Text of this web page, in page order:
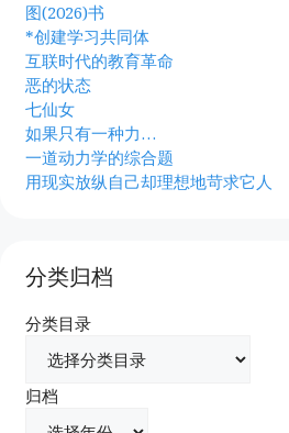
图(2026)书
*创建学习共同体
互联时代的教育革命
恶的状态
七仙女
如果只有一种力…
一道动力学的综合题
用现实放纵自己却理想地苛求它人
分类归档
分类目录
归档